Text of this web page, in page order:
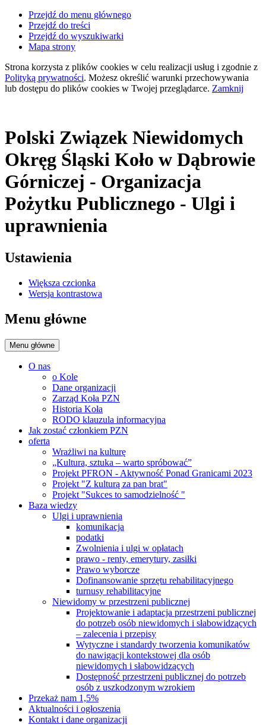
Przejdź do menu głównego
Przejdź do treści
Przejdź do wyszukiwarki
Mapa strony
Strona korzysta z plików cookies w celu realizacji usług i zgodnie z
Polityką prywatności. Możesz określić warunki przechowywania
lub dostępu do plików cookies w Twojej przeglądarce. Zamknij
Polski Związek Niewidomych
Okręg Śląski Koło w Dąbrowie
Górniczej - Organizacja
Pożytku Publicznego - Ulgi i
uprawnienia
Ustawienia
Większa czcionka
Wersja kontrastowa
Menu główne
Menu główne
O nas
o Kole
Dane organizacji
Zarząd Koła PZN
Historia Koła
RODO klauzula informacyjna
Jak zostać członkiem PZN
oferta
Wrażliwi na kulturę
„Kultura, sztuka – warto spróbować”
Projekt PFRON - Aktywność Ponad Granicami 2023
Projekt "Z kulturą za pan brat"
Projekt "Sukces to samodzielność "
Baza wiedzy
Ulgi i uprawnienia
komunikacja
podatki
Zwolnienia i ulgi w opłatach
prawo - renty, emerytury, zasiłki
Prawo wyborcze
Dofinansowanie sprzętu rehabilitacyjnego
turnusy rehabilitacyjne
Niewidomy w przestrzeni publicznej
Projektowanie i adaptacja przestrzeni publicznej
do potrzeb osób niewidomych i słabowidzących
– zalecenia i przepisy
Wytyczne i standardy tworzenia komunikatów
do nawigacji kontekstowej dla osób
niewidomych i słabowidzących
Dostępność przestrzeni publicznej do potrzeb
osób z uszkodzonym wzrokiem
Przekaż nam 1,5%
Aktualności i ogłoszenia
Kontakt i dane organizacji